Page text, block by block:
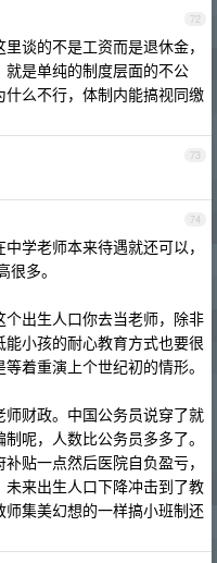
72
谈的不是工资而是退休金，
是单纯的制度层面的不公
么不行，体制内能搞视同缴
73
74
学老师本来待遇就还可以，
多。
出生人口你去当老师，除非
小孩的耐心教育方式也要很
着重演上个世纪初的情形。
财政。中国公务员说穿了就
呢，人数比公务员多多了。
贴一点然后医院自负盈亏，
来出生人口下降冲击到了教
集美幻想的一样搞小班制还